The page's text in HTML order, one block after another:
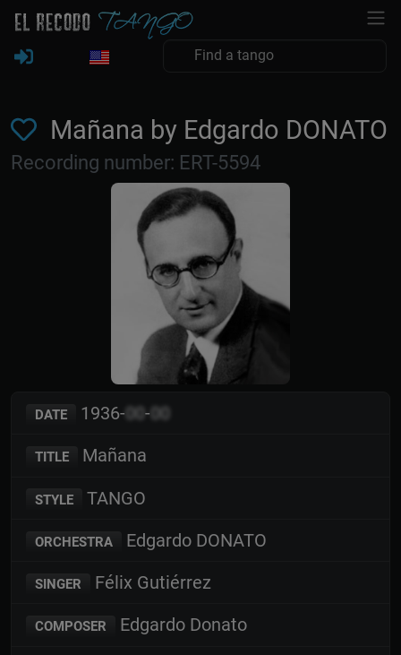
Mañana by Edgardo DONATO
Recording number: ERT-5594
DATE 1936-00 -00
TITLE Mañana
STYLE TANGO
ORCHESTRA Edgardo DONATO
SINGER Félix Gutiérrez
COMPOSER Edgardo Donato